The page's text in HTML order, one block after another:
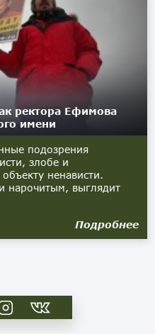
ректора Ефимова
имени
подозрения
злобе и
ненависти.
нарочитым, выглядит
Подробнее